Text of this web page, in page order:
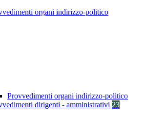
organi indirizzo-politico
Provvedimenti organi indirizzo-politico
dirigenti - amministrativi 23